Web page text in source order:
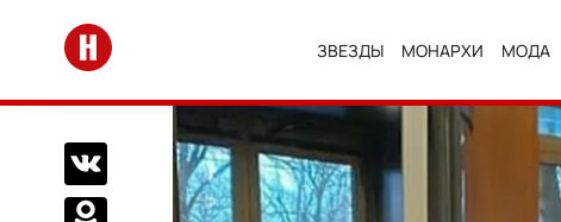
Перейти на главную
ЗВЕЗДЫ МОНАРХИ МОДА
Поделиться Вконтакте
Поделиться в Одноклассниках